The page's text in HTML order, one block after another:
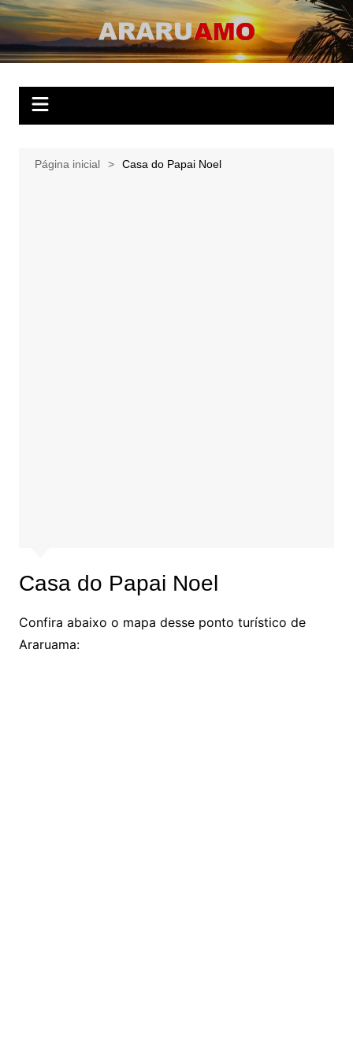
Ir
para
o
ARARUAMO
O website apaixonado por Araruama!
Página inicial Casa do Papai Noel
Casa do Papai Noel
Confira abaixo o mapa desse ponto turístico de
Araruama: